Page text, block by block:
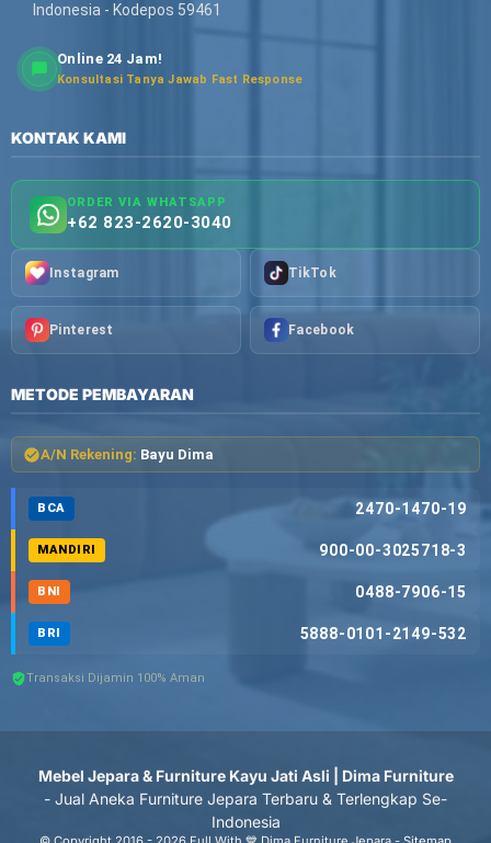
Indonesia - Kodepos 59461
Online 24 Jam!
Konsultasi Tanya Jawab Fast Response
KONTAK KAMI
ORDER VIA WHATSAPP
+62 823-2620-3040
Instagram TikTok
Pinterest Facebook
METODE PEMBAYARAN
A/N Rekening: Bayu Dima
BCA 2470-1470-19
MANDIRI 900-00-3025718-3
BNI 0488-7906-15
BRI 5888-0101-2149-532
Transaksi Dijamin 100% Aman
Mebel Jepara & Furniture Kayu Jati Asli | Dima Furniture
- Jual Aneka Furniture Jepara Terbaru & Terlengkap Se-
Indonesia